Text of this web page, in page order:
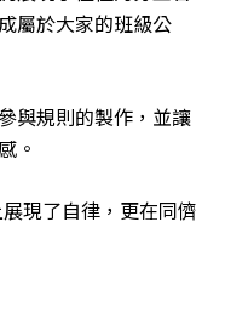
屬於大家的班級公
與規則的製作，並讓
。
現了自律，更在同儕